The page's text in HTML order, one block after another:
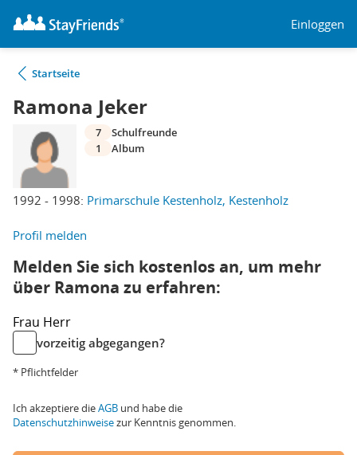
Einloggen
Startseite
Ramona Jeker
1992 - 1998: Primarschule Kestenholz, Kestenholz
7
Schulfreunde
1
Album
Profil melden
Melden Sie sich kostenlos an, um mehr
über Ramona zu erfahren:
Frau Herr
vorzeitig abgegangen?
* Pflichtfelder
Ich akzeptiere dieAGB und habe die
Datenschutzhinweisezur Kenntnis genommen.